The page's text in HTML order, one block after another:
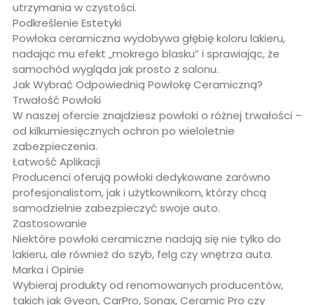
utrzymania w czystości.
Podkreślenie Estetyki
Powłoka ceramiczna wydobywa głębię koloru lakieru,
nadając mu efekt „mokrego blasku” i sprawiając, że
samochód wygląda jak prosto z salonu.
Jak Wybrać Odpowiednią Powłokę Ceramiczną?
Trwałość Powłoki
W naszej ofercie znajdziesz powłoki o różnej trwałości –
od kilkumiesięcznych ochron po wieloletnie
zabezpieczenia.
Łatwość Aplikacji
Producenci oferują powłoki dedykowane zarówno
profesjonalistom, jak i użytkownikom, którzy chcą
samodzielnie zabezpieczyć swoje auto.
Zastosowanie
Niektóre powłoki ceramiczne nadają się nie tylko do
lakieru, ale również do szyb, felg czy wnętrza auta.
Marka i Opinie
Wybieraj produkty od renomowanych producentów,
takich jak Gyeon, CarPro, Sonax, Ceramic Pro czy